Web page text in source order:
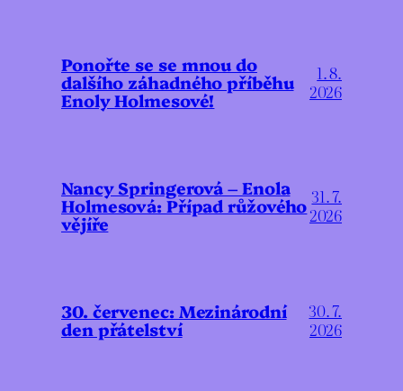
Ponořte se se mnou do
dalšího záhadného příběhu
Enoly Holmesové!
1. 8.
2026
Nancy Springerová – Enola
Holmesová: Případ růžového
vějíře
31. 7.
2026
30. červenec: Mezinárodní
den přátelství
30. 7.
2026